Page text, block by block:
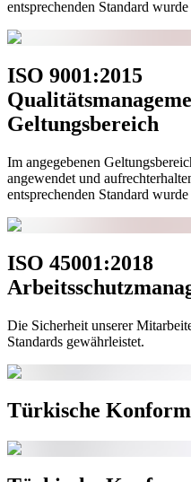
entsprechenden Standard
ISO 9001:2015
Geltungsbereich
Im angegebenen
angewendet und
entsprechenden Standard
ISO 45001:2018
Die Sicherheit unserer
Standards gewährleistet.
Türkische